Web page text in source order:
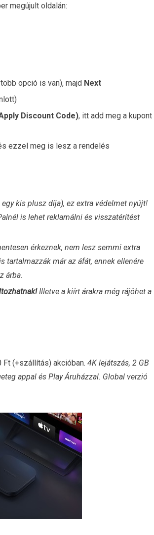
megújult oldalán:
opció is van), majd Next
Discount Code), itt add meg a kupont
ezzel meg is lesz a rendelés
kis plusz díja), ez extra védelmet nyújt!
is lehet reklamálni és visszatérítést
érkeznek, nem lesz semmi extra
tartalmazzák már az áfát, ennek ellenére
árba.
Illetve a kiírt árakra még rájöhet a
(+szállítás) akcióban. 4K lejátszás, 2 GB
appal és Play Áruházzal. Global verzió